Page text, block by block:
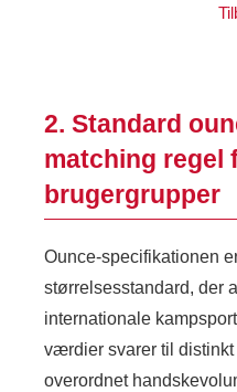
2. Standard
matching regel
brugergrupper
Ounce-specifikationen
størrelsesstandard, der
internationale
værdier svarer til distinkt
overordnet